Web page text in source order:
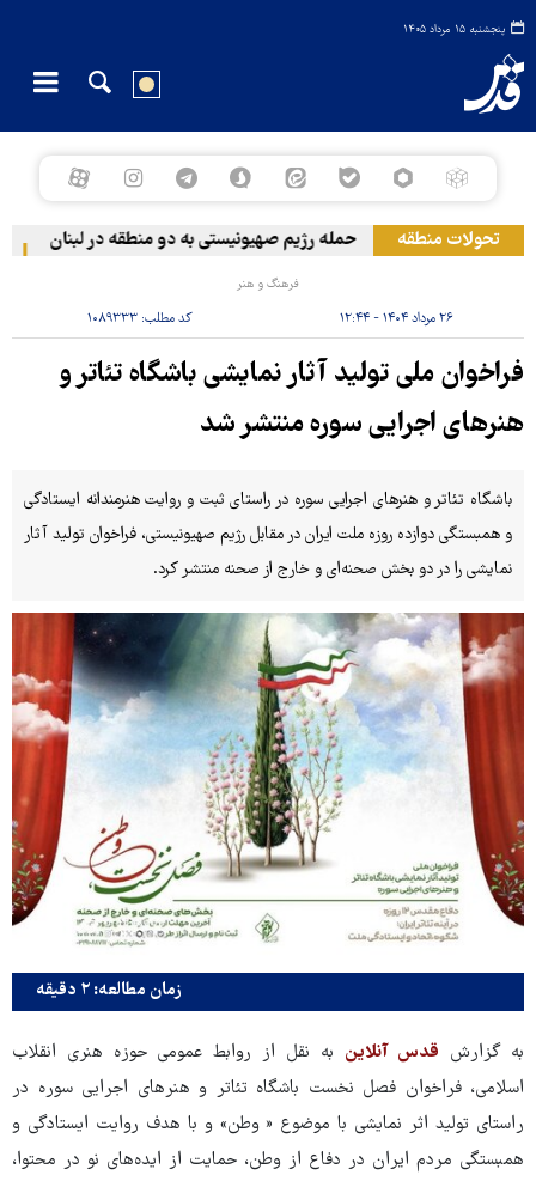
پنجشنبه ۱۵ مرداد ۱۴۰۵
تحولات منطقه حمله رژیم صهیونیستی به دو منطقه در لبنان
فرهنگ و هنر
۲۶ مرداد ۱۴۰۴ - ۱۲:۴۴ کد مطلب: ۱۰۸۹۳۳۳
فراخوان ملی تولید آثار نمایشی باشگاه تئاتر و
هنرهای اجرایی سوره منتشر شد
باشگاه تئاتر و هنرهای اجرایی سوره در راستای ثبت و روایت هنرمندانه ایستادگی
و همبستگی دوازده روزه ملت ایران در مقابل رژیم صهیونیستی، فراخوان تولید آثار
نمایشی را در دو بخش صحنه‌ای و خارج از صحنه منتشر کرد.
زمان مطالعه: ۲ دقیقه
به گزارش قدس آنلاین به نقل از روابط عمومی حوزه هنری انقلاب
اسلامی، فراخوان فصل نخست باشگاه تئاتر و هنرهای اجرایی سوره در
راستای تولید اثر نمایشی با موضوع « وطن» و با هدف روایت ایستادگی و
همبستگی مردم ایران در دفاع از وطن، حمایت از ایده‌های نو در محتوا،